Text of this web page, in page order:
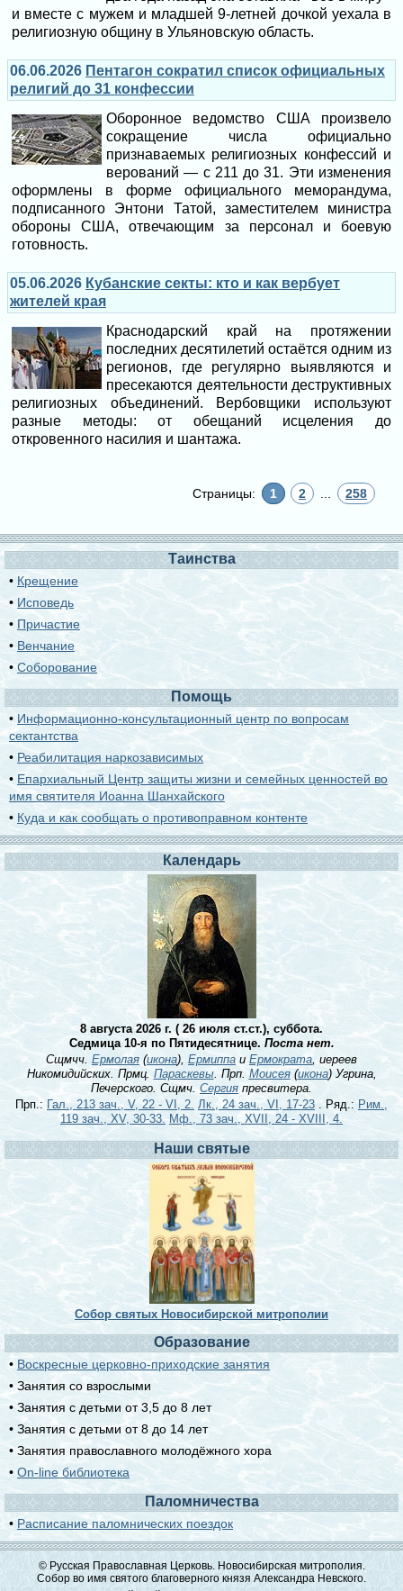
и вместе с мужем и младшей 9-летней дочкой уехала в
религиозную общину в Ульяновскую область.
06.06.2026 Пентагон сократил список официальных
религий до 31 конфессии
Оборонное ведомство США произвело
сокращение числа официально
признаваемых религиозных конфессий и
верований — с 211 до 31. Эти изменения
оформлены в форме официального меморандума,
подписанного Энтони Татой, заместителем министра
обороны США, отвечающим за персонал и боевую
готовность.
05.06.2026 Кубанские секты: кто и как вербует
жителей края
Краснодарский край на протяжении
последних десятилетий остаётся одним из
регионов, где регулярно выявляются и
пресекаются деятельности деструктивных
религиозных объединений. Вербовщики используют
разные методы: от обещаний исцеления до
откровенного насилия и шантажа.
Страницы: 1 2 258
Таинства
• Крещение
• Исповедь
• Причастие
• Венчание
•Соборование
Помощь
• Информационно-консультационный центр по вопросам
сектантства
• Реабилитация наркозависимых
• Епархиальный Центр защиты жизни и семейных ценностей во
имя святителя Иоанна Шанхайского
• Куда и как сообщать о противоправном контенте
Календарь
8 августа 2026 г. ( 26 июля ст.ст.), суббота.
Седмица 10-я по Пятидесятнице. Поста нет.
Сщмчч. Ермолая (икона), Ермиппаи Ермократа, иереев
Никомидийских. Прмц.Параскевы. Прп. Моисея(икона) Угрина,
Печерского. Сщмч. Сергия пресвитера.
Прп.: Гал., 213 зач., V, 22 - VI, 2. Лк., 24 зач., VI, 17-23 . Ряд.: Рим.,
119 зач., XV, 30-33. Мф., 73 зач., XVII, 24 - XVIII, 4.
Наши святые
Собор святых Новосибирской митрополии
Образование
• Воскресные церковно-приходские занятия
• Занятия со взрослыми
• Занятия с детьми от 3,5 до 8 лет
• Занятия с детьми от 8 до 14 лет
• Занятия православного молодёжного хора
• On-line библиотека
Паломничества
• Расписание паломнических поездок
© Русская Православная Церковь. Новосибирская митрополия.
Собор во имя святого благоверного князя Александра Невского.